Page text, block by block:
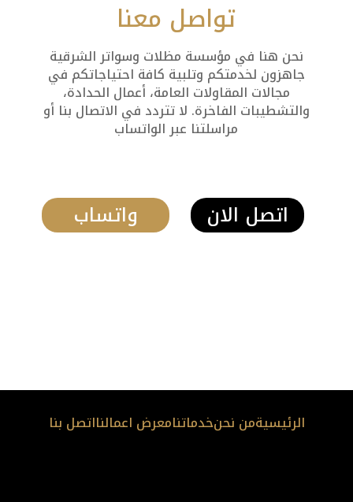
تواصل معنا
نحن هنا في مؤسسة مظلات وسواتر الشرقية
جاهزون لخدمتكم وتلبية كافة احتياجاتكم في
مجالات المقاولات العامة، أعمال الحدادة،
والتشطيبات الفاخرة. لا تتردد في الاتصال بنا أو
مراسلتنا عبر الواتساب
واتساب اتصل الان
الرئيسيةمن نحنخدماتنامعرض اعمالنااتصل بنا